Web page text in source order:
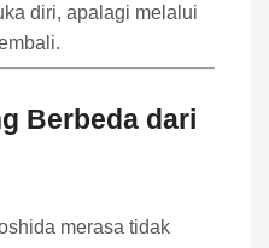
diri, apalagi melalui
Berbeda dari
merasa tidak